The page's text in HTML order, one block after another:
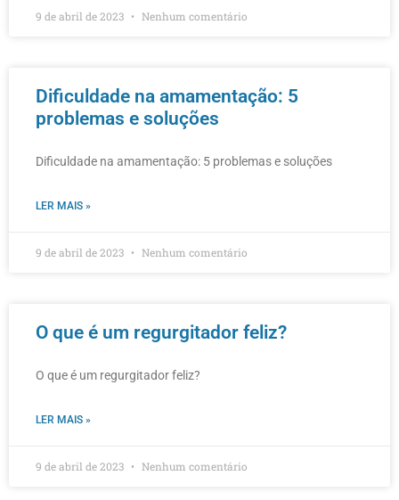
9 de abril de 2023 Nenhum comentário
Dificuldade na amamentação: 5
problemas e soluções
Dificuldade na amamentação: 5 problemas e soluções
LER MAIS »
9 de abril de 2023 Nenhum comentário
O que é um regurgitador feliz?
O que é um regurgitador feliz?
LER MAIS »
9 de abril de 2023 Nenhum comentário